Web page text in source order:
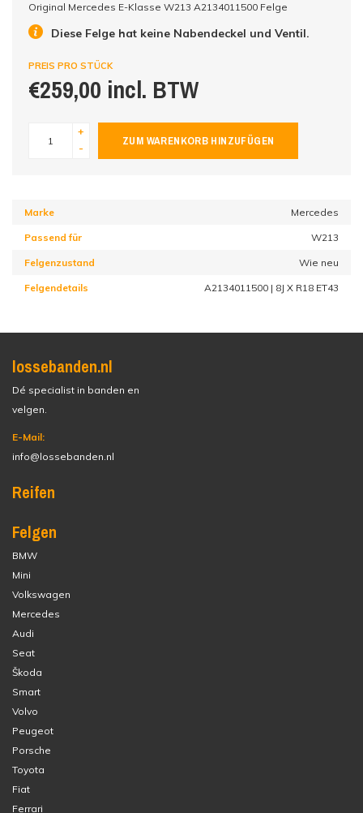
Original Mercedes E-Klasse W213 A2134011500 Felge
Diese Felge hat keine Nabendeckel und Ventil.
PREIS PRO STÜCK
€259,00 incl. BTW
+
-
ZUM WARENKORB HINZUFÜGEN
Marke Mercedes
Passend für W213
Felgenzustand Wie neu
Felgendetails A2134011500 | 8J X R18 ET43
lossebanden.nl
Dé specialist in banden en
velgen.
E-Mail:
info@lossebanden.nl
Reifen
Felgen
BMW
Mini
Volkswagen
Mercedes
Audi
Seat
Škoda
Smart
Volvo
Peugeot
Porsche
Toyota
Fiat
Ferrari